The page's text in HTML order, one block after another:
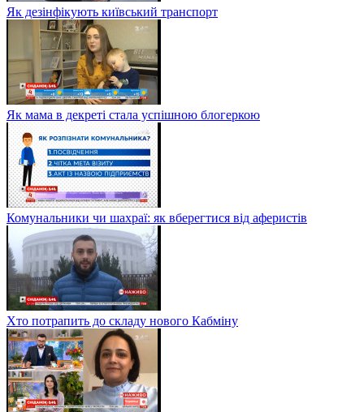
Як дезінфікують київський транспорт
Як мама в декреті стала успішною блогеркою
Комунальники чи шахраї: як вберегтися від аферистів
Хто потрапить до складу нового Кабміну